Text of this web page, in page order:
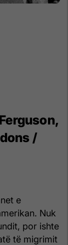
/
e
Nuk
por ishte
të migrimit